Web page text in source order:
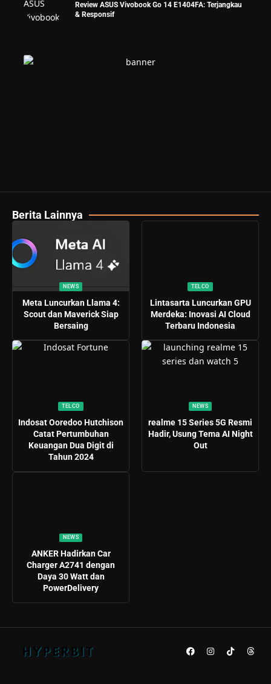
Review ASUS Vivobook Go 14 E1404FA: Terjangkau
& Responsif
Berita Lainnya
NEWS
Meta Luncurkan Llama 4:
Scout dan Maverick Siap
Bersaing
TELCO
Lintasarta Luncurkan GPU
Merdeka: Inovasi AI Cloud
Terbaru Indonesia
TELCO
Indosat Ooredoo Hutchison
Catat Pertumbuhan
Keuangan Dua Digit di
Tahun 2024
NEWS
realme 15 Series 5G Resmi
Hadir, Usung Tema AI Night
Out
NEWS
ANKER Hadirkan Car
Charger A2741 dengan
Daya 30 Watt dan
PowerDelivery